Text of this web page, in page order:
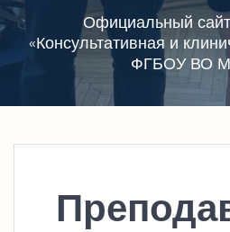
Официальный
«Консультативная и
ФГБОУ ВО